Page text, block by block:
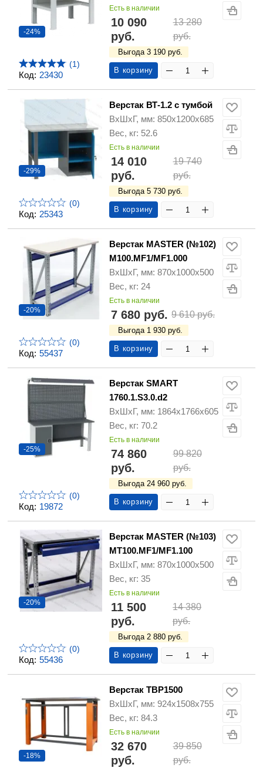
Код: 23430
-24%
(1)
Есть в наличии
10 090
руб.
13 280
руб.
Выгода 3 190 руб.
В корзину
Код: 25343
-29%
(0)
Верстак ВТ-1.2 с тумбой
ВхШхГ, мм: 850х1200х685
Вес, кг: 52.6
Есть в наличии
14 010
руб.
19 740
руб.
Выгода 5 730 руб.
В корзину
Код: 55437
-20%
(0)
Верстак MASTER (№102)
M100.MF1/MF1.000
ВхШхГ, мм: 870х1000х500
Вес, кг: 24
Есть в наличии
7 680 руб. 9 610 руб.
Выгода 1 930 руб.
В корзину
Код: 19872
-25%
(0)
Верстак SMART
1760.1.S3.0.d2
ВхШхГ, мм: 1864х1766х605
Вес, кг: 70.2
Есть в наличии
74 860
руб.
99 820
руб.
Выгода 24 960 руб.
В корзину
Код: 55436
-20%
(0)
Верстак MASTER (№103)
MT100.MF1/MF1.100
ВхШхГ, мм: 870х1000х500
Вес, кг: 35
Есть в наличии
11 500
руб.
14 380
руб.
Выгода 2 880 руб.
В корзину
-18%
Верстак ТВР1500
ВхШхГ, мм: 924х1508х755
Вес, кг: 84.3
Есть в наличии
32 670
руб.
39 850
руб.